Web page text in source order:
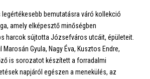
bemutatásra váró kollekció
amely elképesztő minőségben
harcok sújtotta Józsefváros utcáit, épületeit.
Gyula, Nagy Éva, Kusztos Endre,
is sorozatot készített a forradalmi
napjáról egészen a menekülés, az